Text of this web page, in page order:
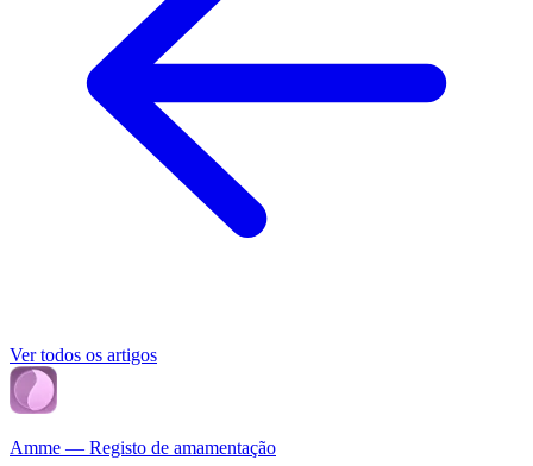
Ver todos os artigos
Amme — Registo de amamentação